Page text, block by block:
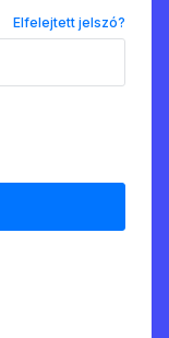
Elfelejtett jelszó?